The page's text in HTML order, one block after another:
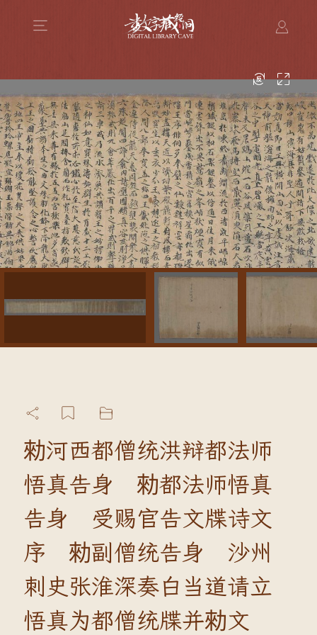
勑河西都僧统洪辩都法师
悟真告身 勑都法师悟真
告身 受赐官告文牒诗文
序 勑副僧统告身 沙州
刺史张淮深奏白当道请立
悟真为都僧统牒并勑文